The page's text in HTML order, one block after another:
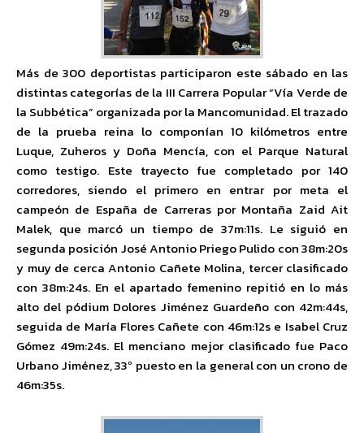
Más de 300 deportistas participaron este sábado en las
distintas categorías de la III Carrera Popular “Vía Verde de
la Subbética” organizada por la Mancomunidad. El trazado
de la prueba reina lo componían 10 kilómetros entre
Luque, Zuheros y Doña Mencía, con el Parque Natural
como testigo. Este trayecto fue completado por 140
corredores, siendo el primero en entrar por meta el
campeón de España de Carreras por Montaña Zaid Ait
Malek, que marcó un tiempo de 37m:11s. Le siguió en
segunda posición José Antonio Priego Pulido con 38m:20s
y muy de cerca Antonio Cañete Molina, tercer clasificado
con 38m:24s. En el apartado femenino repitió en lo más
alto del pódium Dolores Jiménez Guardeño con 42m:44s,
seguida de María Flores Cañete con 46m:12s e Isabel Cruz
Gómez 49m:24s. El menciano mejor clasificado fue Paco
Urbano Jiménez, 33º puesto en la general con un crono de
46m:35s.